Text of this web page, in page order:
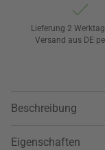
Lieferung 2
Versand aus DE
Beschreibung
Eigenschaften